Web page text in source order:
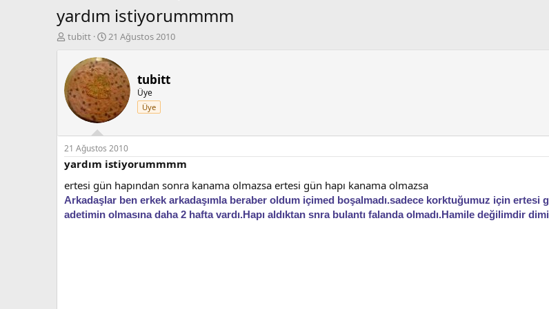
yardım istiyorummmm
K
b
y
u
a
ş
l
a
t
a
tubitt
B
ş
l
a
n
g
ı
ç
t
a
r
i
h
21 Ağustos 2010
tubitt
Üye
Üye
21 Ağustos 2010
yardım istiyorummmm
ertesi gün hapından sonra kanama olmazsa ertesi gün hapı kanama olmazsa
Arkadaşlar ben erkek arkadaşımla beraber oldum içimed boşalmadı.sadece korktuğumuz için ertesi
adetimin olmasına daha 2 hafta vardı.Hapı aldıktan snra bulantı falanda olmadı.Hamile değilimdir dimi